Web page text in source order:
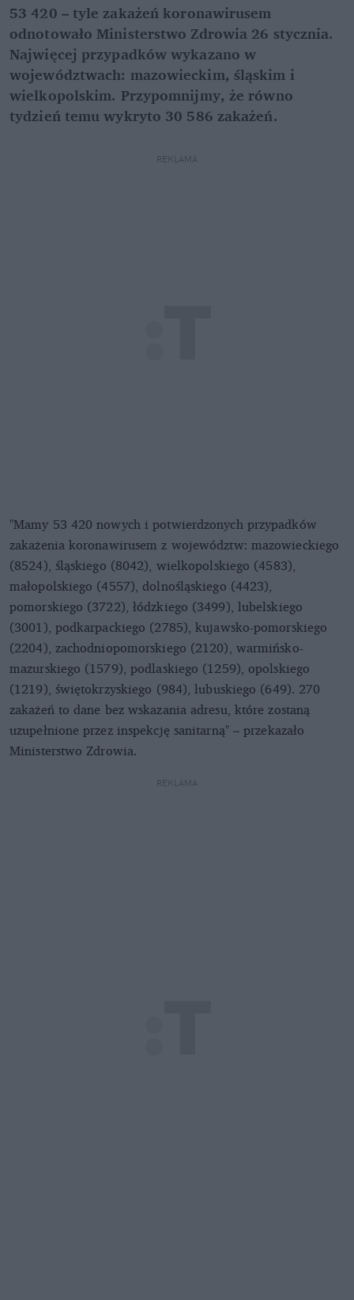
53 420 – tyle zakażeń koronawirusem
odnotowało Ministerstwo Zdrowia 26 stycznia.
Najwięcej przypadków wykazano w
województwach: mazowieckim, śląskim i
wielkopolskim. Przypomnijmy, że równo
tydzień temu wykryto 30 586 zakażeń.
REKLAMA
"Mamy 53 420 nowych i potwierdzonych przypadków
zakażenia koronawirusem z województw: mazowieckiego
(8524), śląskiego (8042), wielkopolskiego (4583),
małopolskiego (4557), dolnośląskiego (4423),
pomorskiego (3722), łódzkiego (3499), lubelskiego
(3001), podkarpackiego (2785), kujawsko-pomorskiego
(2204), zachodniopomorskiego (2120), warmińsko-
mazurskiego (1579), podlaskiego (1259), opolskiego
(1219), świętokrzyskiego (984), lubuskiego (649). 270
zakażeń to dane bez wskazania adresu, które zostaną
uzupełnione przez inspekcję sanitarną" – przekazało
Ministerstwo Zdrowia.
REKLAMA